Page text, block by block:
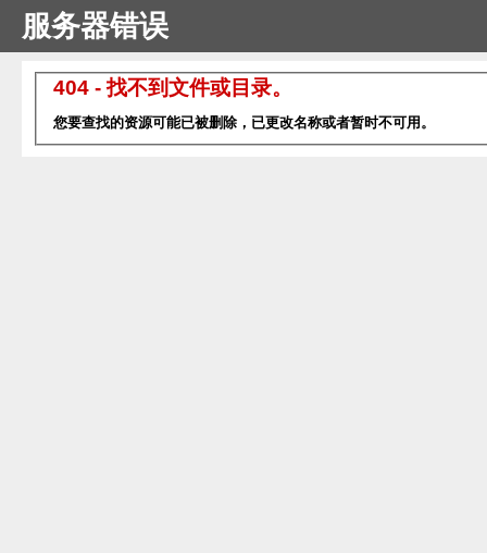
服务器错误
404 - 找不到文件或目录。
您要查找的资源可能已被删除，已更改名称或者暂时不可用。